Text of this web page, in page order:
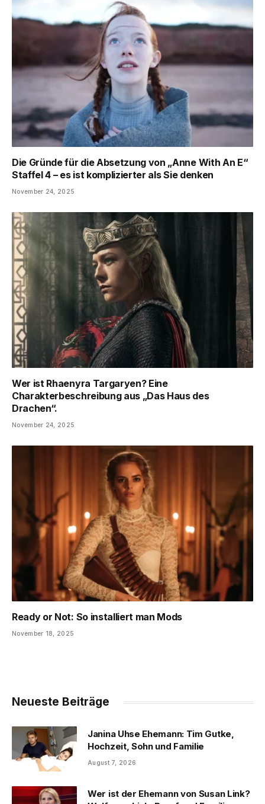
Die Gründe für die Absetzung von „Anne With An E“
Staffel 4 – es ist komplizierter als Sie denken
November 24, 2025
Wer ist Rhaenyra Targaryen? Eine
Charakterbeschreibung aus „Das Haus des
Drachen“.
November 24, 2025
Ready or Not: So installiert man Mods
November 18, 2025
Neueste Beiträge
Janina Uhse Ehemann: Tim Gutke,
Hochzeit, Sohn und Familie
August 7, 2026
Wer ist der Ehemann von Susan Link?